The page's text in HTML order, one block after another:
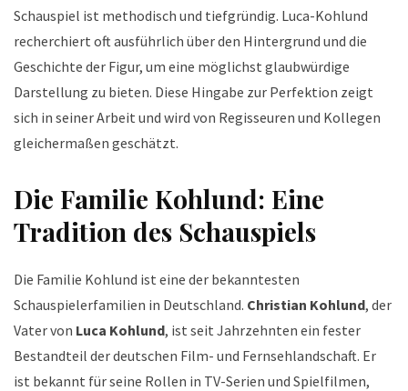
Schauspiel ist methodisch und tiefgründig. Luca-Kohlund
recherchiert oft ausführlich über den Hintergrund und die
Geschichte der Figur, um eine möglichst glaubwürdige
Darstellung zu bieten. Diese Hingabe zur Perfektion zeigt
sich in seiner Arbeit und wird von Regisseuren und Kollegen
gleichermaßen geschätzt.
Die Familie Kohlund: Eine
Tradition des Schauspiels
Die Familie Kohlund ist eine der bekanntesten
Schauspielerfamilien in Deutschland. Christian Kohlund, der
Vater von Luca Kohlund, ist seit Jahrzehnten ein fester
Bestandteil der deutschen Film- und Fernsehlandschaft. Er
ist bekannt für seine Rollen in TV-Serien und Spielfilmen,